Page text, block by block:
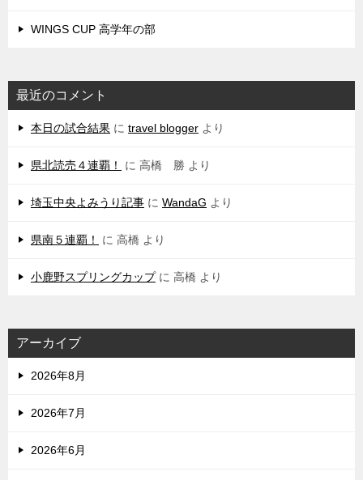
WINGS CUP 高学年の部
最近のコメント
本日の試合結果 に travel blogger より
県北読売４連覇！ に 高橋 勝 より
埼玉中央よみうり記事 に WandaG より
県南５連覇！ に 高橋 より
小鹿野スプリングカップに 高橋 より
アーカイブ
2026年8月
2026年7月
2026年6月